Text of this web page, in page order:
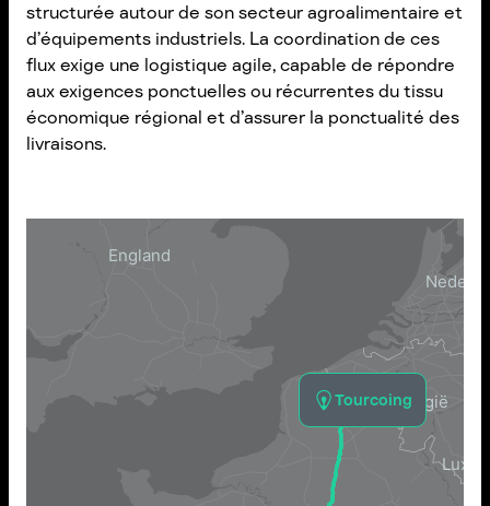
structurée autour de son secteur agroalimentaire et
d’équipements industriels. La coordination de ces
flux exige une logistique agile, capable de répondre
aux exigences ponctuelles ou récurrentes du tissu
économique régional et d’assurer la ponctualité des
livraisons.
Tourcoing